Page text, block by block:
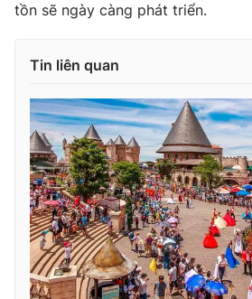
® Cấm sao chép dưới mọi hình thức
thông tin từ website này.
tồn sẽ ngày càng phát triển.
Tin liên quan